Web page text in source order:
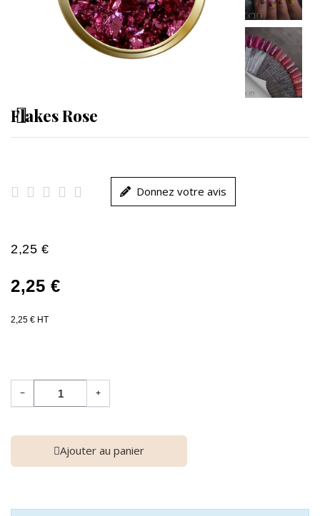
Flakes Rose
     Donnez votre avis
2,25 €
2,25 €
2,25 € HT
− +
Ajouter au panier